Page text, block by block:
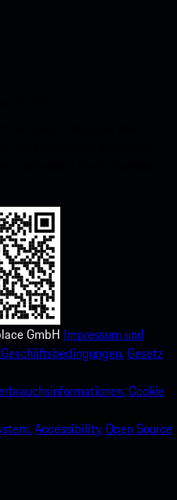
GmbH Impressum und
Gesetz
Cookie
Accessibility.Open Source